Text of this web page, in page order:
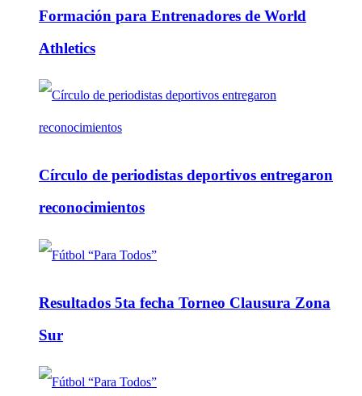
Formación para Entrenadores de World
Athletics
Círculo de periodistas deportivos entregaron
reconocimientos
Resultados 5ta fecha Torneo Clausura Zona
Sur